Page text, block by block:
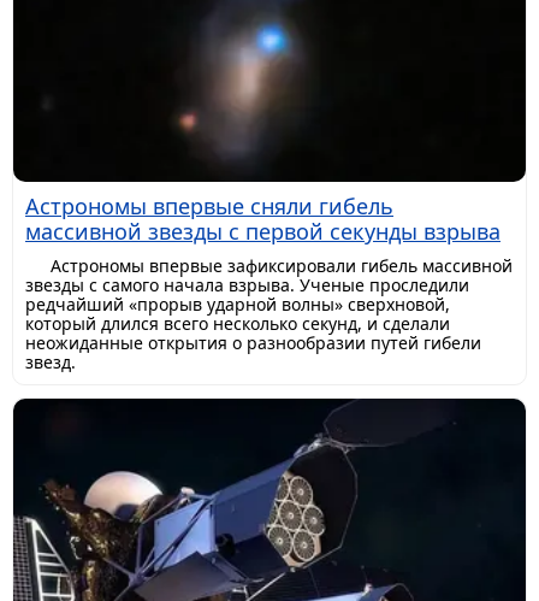
Астрономы впервые сняли гибель
массивной звезды с первой секунды взрыва
Астрономы впервые зафиксировали гибель массивной
звезды с самого начала взрыва. Ученые проследили
редчайший «прорыв ударной волны» сверхновой,
который длился всего несколько секунд, и сделали
неожиданные открытия о разнообразии путей гибели
звезд.